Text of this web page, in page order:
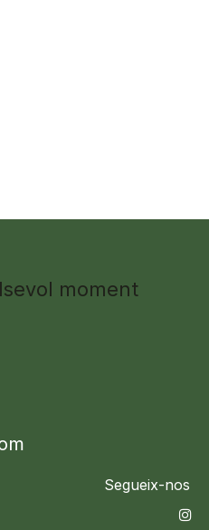
moment
Segueix-nos